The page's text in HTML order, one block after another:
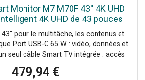
Monitor M7 M70F 43'' 4K UHD
4K UHD de 43 pouces
intégrée, port USB-C de 65 W et
accès à des
43'' pour le multitâche, les contenus et
Port USB-C 65 W : vidéo, données et
seul câble Smart TV intégrée : accès
accès à distance : travail sans avoir à
479,94 €